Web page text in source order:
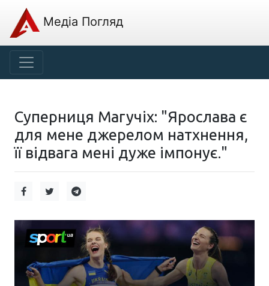
Медіа Погляд
Суперниця Магучіх: "Ярослава є
для мене джерелом натхнення,
її відвага мені дуже імпонує."